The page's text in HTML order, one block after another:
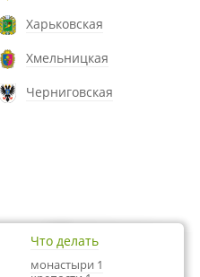
Харьковская
Хмельницкая
Черниговская
Что делать
монастыри 1